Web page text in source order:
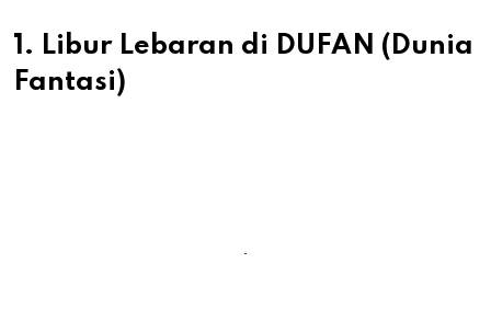
1. Libur Lebaran di DUFAN (Dunia
Fantasi)